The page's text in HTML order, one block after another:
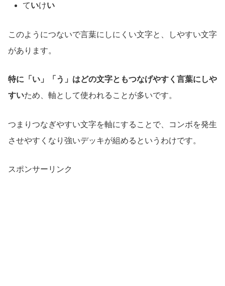
ていけい
このようにつないで言葉にしにくい文字と、しやすい文字
があります。
特に「い」「う」はどの文字ともつなげやすく言葉にしや
すいため、軸として使われることが多いです。
つまりつなぎやすい文字を軸にすることで、コンボを発生
させやすくなり強いデッキが組めるというわけです。
スポンサーリンク